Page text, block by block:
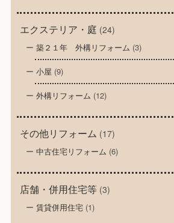
エクステリア・庭 (24)
築２１年 外構リフォーム (3)
小屋 (9)
外構リフォーム (12)
その他リフォーム (17)
中古住宅リフォーム (6)
店舗・併用住宅等(3)
賃貸併用住宅(1)